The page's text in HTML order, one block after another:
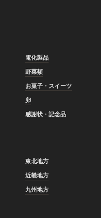
電化製品
野菜類
お菓子・スイーツ
卵
感謝状・記念品
東北地方
近畿地方
九州地方